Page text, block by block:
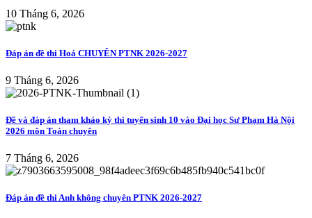
10 Tháng 6, 2026
Đáp án đề thi Hoá CHUYÊN PTNK 2026-2027
9 Tháng 6, 2026
Đề và đáp án tham khảo kỳ thi tuyển sinh 10 vào Đại học Sư Phạm Hà Nội
2026 môn Toán chuyên
7 Tháng 6, 2026
Đáp án đề thi Anh không chuyên PTNK 2026-2027